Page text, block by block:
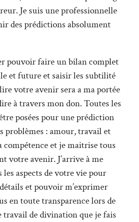
Je suis une professionnelle
des prédictions absolument
pouvoir faire un bilan complet
et future et saisir les subtilité
votre avenir sera a ma portée
à travers mon don. Toutes les
posées pour une prédiction
problèmes : amour, travail et
compétence et je maitrise tous
votre avenir. J’arrive à me
aspects de votre vie pour
et pouvoir m’exprimer
en toute transparence lors de
travail de divination que je fais